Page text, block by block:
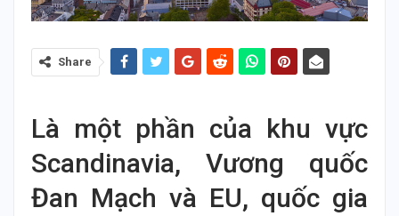
Share
Là một phần của khu vực
Scandinavia, Vương quốc
Đan Mạch và EU, quốc gia